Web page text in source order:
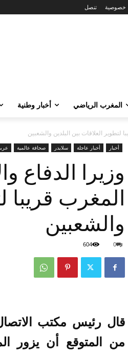
تنصل خصوصية
المغرب الرياضي أخبار وطنية
لتطوير العلاقات بين البلدين والشعبين
أخبار أخبار عاجلة سلايدر صحافة عالمية
وزيرا الدفاع
المغرب قريبا
والشعبين
0
604
قال رئيس مكتب
من المتوقع أن يزور